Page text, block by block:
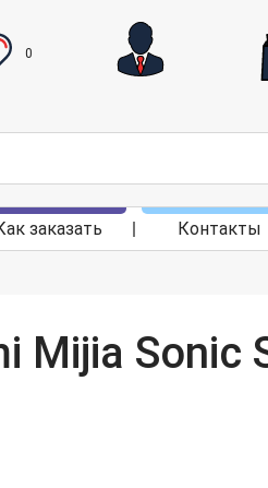
0
заказать Контакты
Mijia Sonic